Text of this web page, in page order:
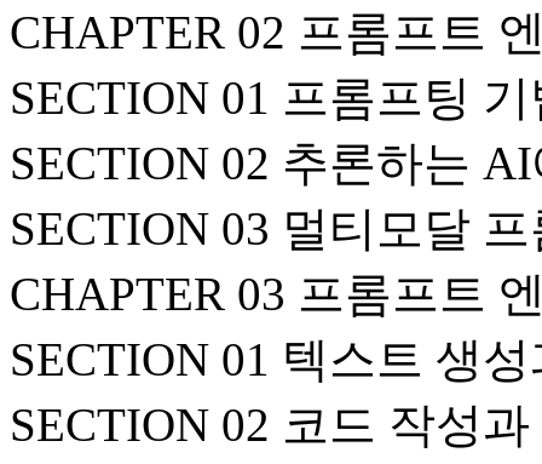
CHAPTER 02 프롬프트
SECTION 01 프롬프팅
SECTION 02 추론하는
SECTION 03 멀티모달
CHAPTER 03 프롬프트
SECTION 01 텍스트 생
SECTION 02 코드 작성